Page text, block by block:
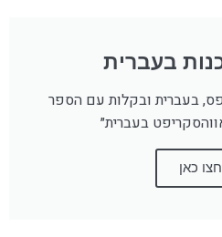
בעברית
בעברית ובקלות עם הספר
בעברית״
כאן